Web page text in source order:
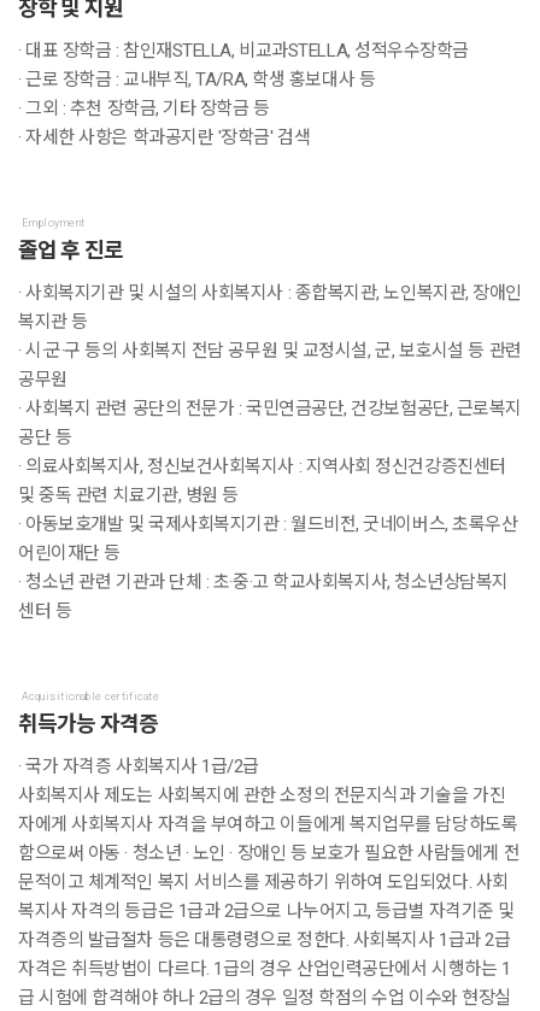
장학 및 지원
· 대표 장학금 : 참인재STELLA, 비교과STELLA, 성적우수장학금
· 근로 장학금 : 교내부직, TA/RA, 학생 홍보대사 등
· 그외 : 추천 장학금, 기타 장학금 등
· 자세한 사항은 학과공지란 '장학금' 검색
Employment
졸업 후 진로
· 사회복지기관 및 시설의 사회복지사 : 종합복지관, 노인복지관, 장애인
복지관 등
· 시·군·구 등의 사회복지 전담 공무원 및 교정시설, 군, 보호시설 등 관련
공무원
· 사회복지 관련 공단의 전문가 : 국민연금공단, 건강보험공단, 근로복지
공단 등
· 의료사회복지사, 정신보건사회복지사 : 지역사회 정신건강증진센터
및 중독 관련 치료기관, 병원 등
· 아동보호개발 및 국제사회복지기관 : 월드비전, 굿네이버스, 초록우산
어린이재단 등
· 청소년 관련 기관과 단체 : 초·중·고 학교사회복지사, 청소년상담복지
센터 등
Acquisitionable certificate
취득가능 자격증
· 국가 자격증 사회복지사 1급/2급
사회복지사 제도는 사회복지에 관한 소정의 전문지식과 기술을 가진
자에게 사회복지사 자격을 부여하고 이들에게 복지업무를 담당하도록
함으로써 아동 · 청소년 · 노인 · 장애인 등 보호가 필요한 사람들에게 전
문적이고 체계적인 복지 서비스를 제공하기 위하여 도입되었다. 사회
복지사 자격의 등급은 1급과 2급으로 나누어지고, 등급별 자격기준 및
자격증의 발급절차 등은 대통령령으로 정한다. 사회복지사 1급과 2급
자격은 취득방법이 다르다. 1급의 경우 산업인력공단에서 시행하는 1
급 시험에 합격해야 하나 2급의 경우 일정 학점의 수업 이수와 현장실